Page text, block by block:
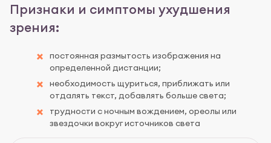
Признаки и симптомы ухудшения
зрения:
постоянная размытость изображения на
определенной дистанции;
необходимость щуриться, приближать или
отдалять текст, добавлять больше света;
трудности с ночным вождением, ореолы или
звездочки вокруг источников света